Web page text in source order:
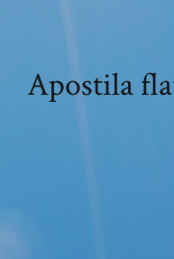
Apostila